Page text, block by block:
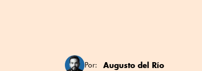
Por: Augusto del Río